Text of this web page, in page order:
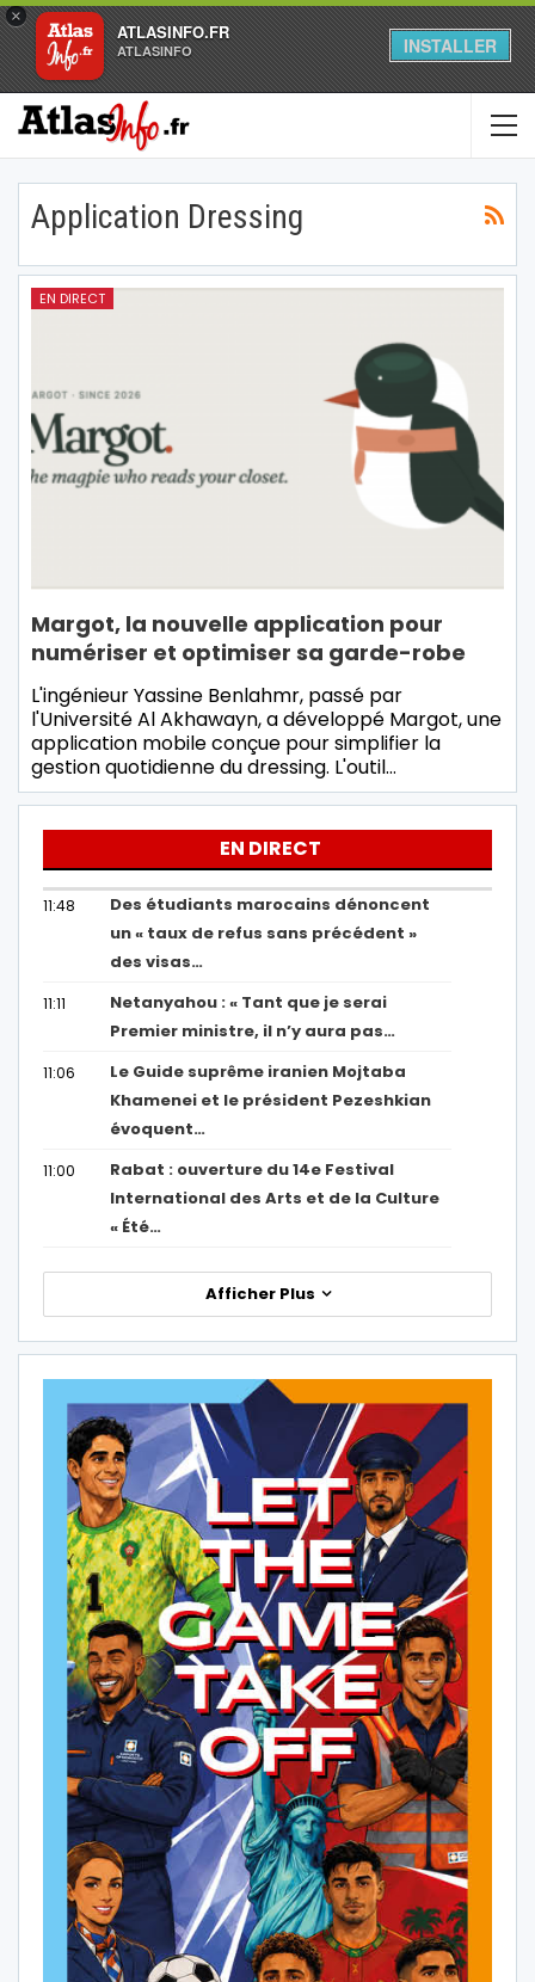
×
ATLASINFO.FR
ATLASINFO INSTALLER
Application Dressing
EN DIRECT
Margot, la nouvelle application pour
numériser et optimiser sa garde-robe
L'ingénieur Yassine Benlahmr, passé par
l'Université Al Akhawayn, a développé Margot, une
application mobile conçue pour simplifier la
gestion quotidienne du dressing. L'outil…
EN DIRECT
11:48
Des étudiants marocains dénoncent
un « taux de refus sans précédent »
des visas…
11:11
Netanyahou : « Tant que je serai
Premier ministre, il n’y aura pas…
11:06
Le Guide suprême iranien Mojtaba
Khamenei et le président Pezeshkian
évoquent…
11:00
Rabat : ouverture du 14e Festival
International des Arts et de la Culture
« Été…
Afficher Plus